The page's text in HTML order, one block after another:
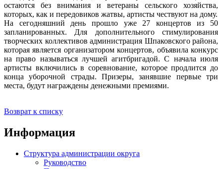
остаются без внимания и ветераны сельского хозяйства,
которых, как и передовиков жатвы, артисты чествуют на дому.
На сегодняшний день прошло уже 27 концертов из 50
запланированных. Для дополнительного стимулирования
творческих коллективов администрация Шпаковского района,
которая является организатором концертов, объявила конкурс
на право называться лучшей агитбригадой. С начала июля
артисты включились в соревнование, которое продлится до
конца уборочной страды. Призеры, занявшие первые три
места, будут награждены денежными премиями.
Возврат к списку
Информация
Структура администрации округа
Руководство